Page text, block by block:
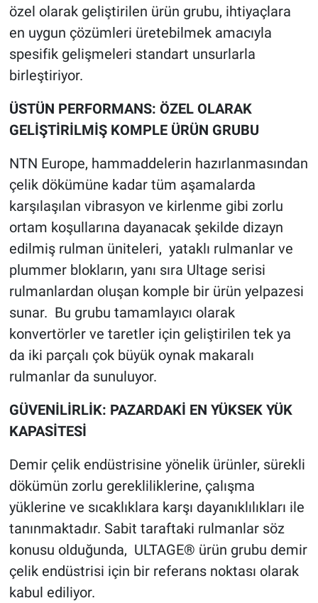
özel olarak geliştirilen ürün grubu, ihtiyaçlara
en uygun çözümleri üretebilmek amacıyla
spesifik gelişmeleri standart unsurlarla
birleştiriyor.
ÜSTÜN PERFORMANS: ÖZEL OLARAK
GELİŞTİRİLMİŞ KOMPLE ÜRÜN GRUBU
NTN Europe, hammaddelerin hazırlanmasından
çelik dökümüne kadar tüm aşamalarda
karşılaşılan vibrasyon ve kirlenme gibi zorlu
ortam koşullarına dayanacak şekilde dizayn
edilmiş rulman üniteleri, yataklı rulmanlar ve
plummer blokların, yanı sıra Ultage serisi
rulmanlardan oluşan komple bir ürün yelpazesi
sunar. Bu grubu tamamlayıcı olarak
konvertörler ve taretler için geliştirilen tek ya
da iki parçalı çok büyük oynak makaralı
rulmanlar da sunuluyor.
GÜVENİLİRLİK: PAZARDAKİ EN YÜKSEK YÜK
KAPASİTESİ
Demir çelik endüstrisine yönelik ürünler, sürekli
dökümün zorlu gerekliliklerine, çalışma
yüklerine ve sıcaklıklara karşı dayanıklılıkları ile
tanınmaktadır. Sabit taraftaki rulmanlar söz
konusu olduğunda, ULTAGE® ürün grubu demir
çelik endüstrisi için bir referans noktası olarak
kabul ediliyor.